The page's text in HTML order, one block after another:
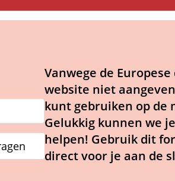
Vanwege de
website niet
kunt gebruiken op de
Gelukkig kunnen we
helpen! Gebruik dit
direct voor je aan de